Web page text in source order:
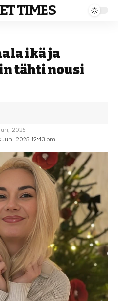
TIMES
ikä ja
tähti nousi
2025 12:43 pm
2025